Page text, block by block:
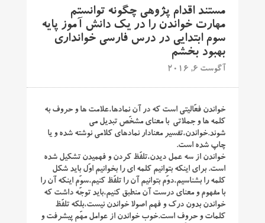
مستند اقدام پژوهی چگونه توانستم
مهارت خواندن را در یک دانش آموز پایه
سوم ابتدایی در درس فارسی خوانداری
بهبود بخشم
آگوست 6, 2016
خواندن فعّالیتی است که در آن نمادها،علامت ها و حروف به
کلمه ها و جملاتی با معنای مشخّص تبدیل می
شوند.خواندن،تفسیر معنادار نمادهای کلامی نوشته شده و یا
چاپ شده است.
خواندن از سه عمل دیدن،تلفّظ کردن و فهمیدن تشکیل شده
است. برای اینکه بتوانیم کلمه ای را بخوانیم اوّل باید شکل
کلمه را بشناسیم،دوّم بتوانیم آن را تلفّظ کنیم،سوّم اینکه آن را
با مفهوم و معنای درست آن منطبق کنیم،باید توجّه داشت که
خواندن بدون درک و فهم اصولا خواندن نیست،بلکه تلفّظ
کلمات و حروف است.خوب خواندن از عوامل مهّم پیشرفت و